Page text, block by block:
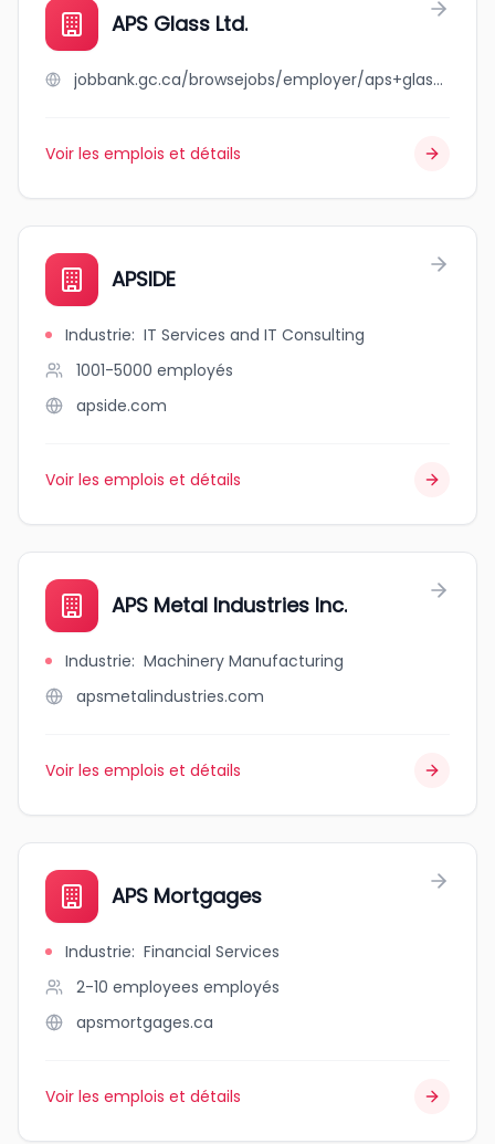
APS Glass Ltd.
jobbank.gc.ca/browsejobs/employer/aps+glass+ltd./ca
Voir les emplois et détails
APSIDE
Industrie: IT Services and IT Consulting
1001-5000 employés
apside.com
Voir les emplois et détails
APS Metal Industries Inc.
Industrie: Machinery Manufacturing
apsmetalindustries.com
Voir les emplois et détails
APS Mortgages
Industrie: Financial Services
2-10 employees employés
apsmortgages.ca
Voir les emplois et détails